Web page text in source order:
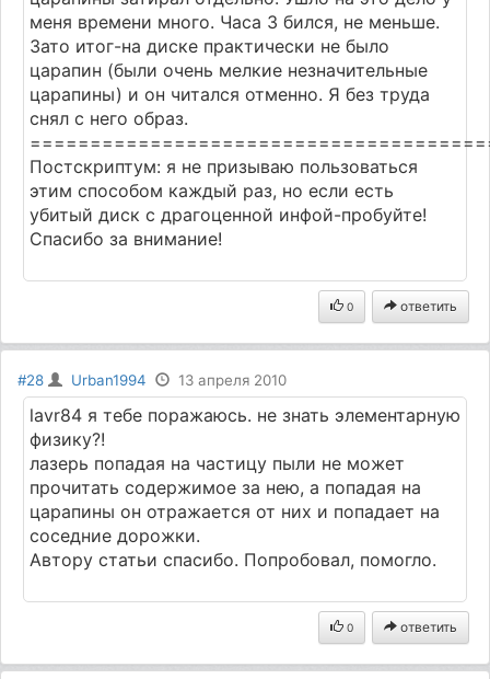
меня времени много. Часа 3 бился, не меньше.
Зато итог-на диске практически не было
царапин (были очень мелкие незначительные
царапины) и он читался отменно. Я без труда
снял с него образ.
Постскриптум: я не призываю пользоваться
этим способом каждый раз, но если есть
убитый диск с драгоценной инфой-пробуйте!
Спасибо за внимание!
0 ответить
#28 Urban1994 13 апреля 2010
lavr84 я тебе поражаюсь. не знать элементарную
физику?!
лазерь попадая на частицу пыли не может
прочитать содержимое за нею, а попадая на
царапины он отражается от них и попадает на
соседние дорожки.
Автору статьи спасибо. Попробовал, помогло.
0 ответить